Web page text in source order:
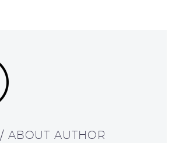
/ ABOUT AUTHOR